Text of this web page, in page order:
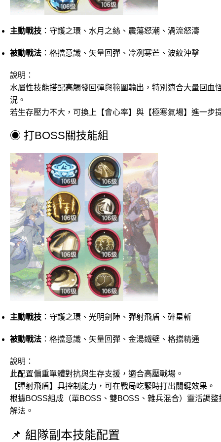
主動戰技 ：守護之環、水月之絲、震蕩怒潮、渦流怒濤
被動戰法 ：格擋意識、矢量回彈、冷冽寒芒、波紋沖擊
說明：
水屬性技能搭配高觸發回彈與範圍輸出，特別適合大量回血
況。
若生存壓力不大，可換上【會心率】與【極寒氣場】進一步
◉ 打BOSS關技能組
主動戰技 ：守護之環、光明劍陣、彈射飛盾、碎星斬
被動戰法 ：格擋意識、矢量回彈、金湯鐵壁、格擋精通
說明：
此配置偏重單體對抗與生存支援，適合高壓戰場。
【彈射飛盾】具控制能力，可在戰局吃緊時打出關鍵效果。
根據BOSS組成（單BOSS、雙BOSS、雜兵混合）靈活調整
解法。
📌 組隊副本技能配置